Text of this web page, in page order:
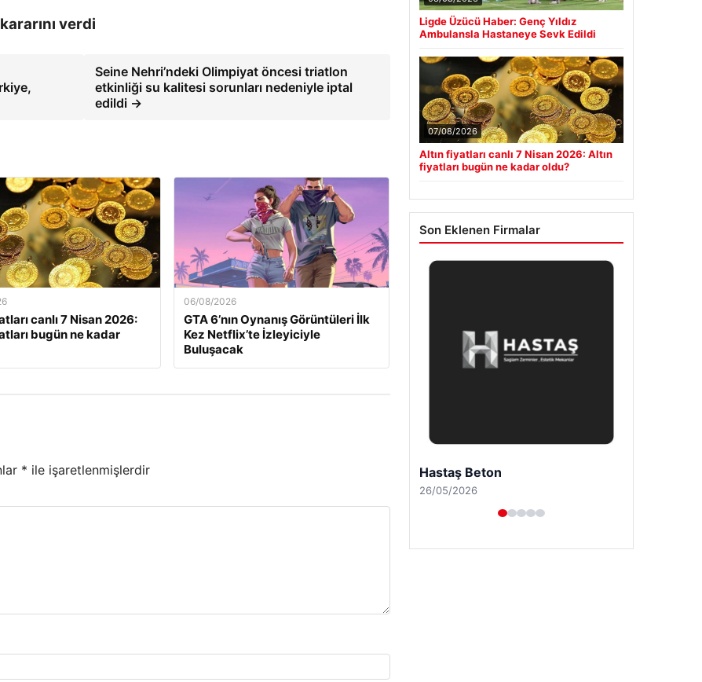
verdi
Seine Nehri’ndeki Olimpiyat öncesi triatlon
etkinliği su kalitesi sorunları nedeniyle iptal
edildi →
canlı 7 Nisan 2026:
bugün ne kadar
06/08/2026
GTA 6’nın Oynanış Görüntüleri İlk
Kez Netflix’te İzleyiciyle
Buluşacak
* ile işaretlenmişlerdir
Ligde Üzücü Haber: Genç Yıldız
Ambulansla Hastaneye Sevk Edildi
07/08/2026
Altın fiyatları canlı 7 Nisan 2026: Altın
fiyatları bugün ne kadar oldu?
Son Eklenen Firmalar
Enes Kaplan Avukatlık Bürosu
28/04/2026